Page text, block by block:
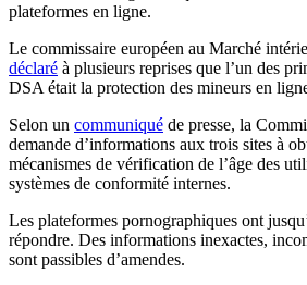
plateformes en ligne.
Le commissaire européen au Marché
déclaré à plusieurs reprises que l’un des
DSA était la protection des mineurs en
Selon un communiqué de presse, la
demande d’informations aux trois sites à
mécanismes de vérification de l’âge des
systèmes de conformité internes.
Les plateformes pornographiques ont
répondre. Des informations inexactes,
sont passibles d’amendes.